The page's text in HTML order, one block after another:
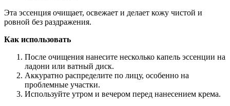
Эта эссенция очищает, освежает и делает кожу чистой и
ровной без раздражения.
Как использовать
После очищения нанесите несколько капель эссенции на
ладони или ватный диск.
Аккуратно распределите по лицу, особенно на
проблемные участки.
Используйте утром и вечером перед нанесением крема.